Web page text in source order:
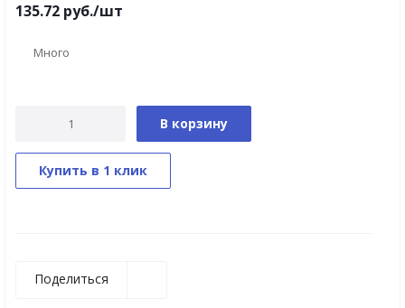
135.72 руб./шт
Много
В корзину
Купить в 1 клик
Поделиться